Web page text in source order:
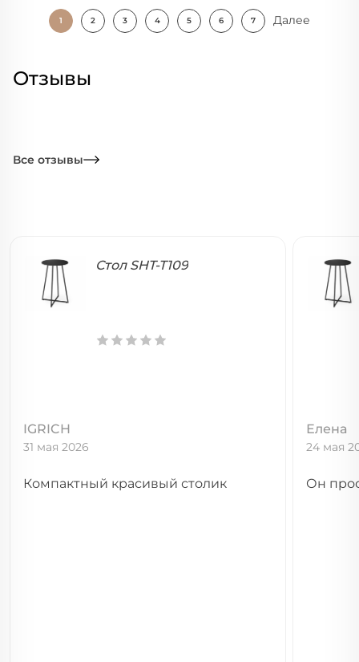
1 2 3 4 5 6 7 Далее
Отзывы
Все отзывы
Стол SHT-T109
IGRICH
31 мая 2026
Компактный красивый столик
Елена
24 мая
Он